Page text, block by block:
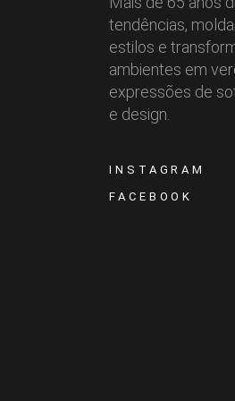
tendências,
estilos e
ambientes em
expressões de
e design.
INSTAGRAM
FACEBOOK